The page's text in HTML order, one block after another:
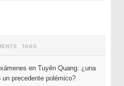
TAGS
en Tuyên Quang: ¿una
precedente polémico?